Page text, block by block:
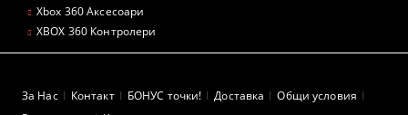
Xbox 360 Аксесоари
XBOX 360 Контролери
За Нас Контакт БОНУС точки! Доставка
Общи условия